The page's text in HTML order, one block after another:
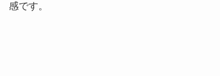
感です。